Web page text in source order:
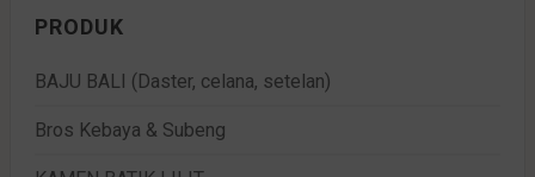
PRODUK
BAJU BALI (Daster, celana, setelan)
Bros Kebaya & Subeng